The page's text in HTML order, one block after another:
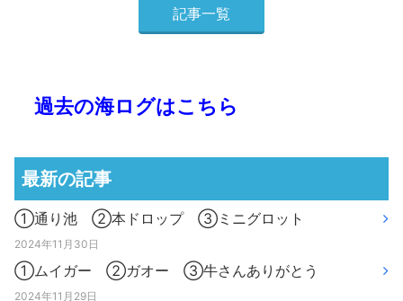
記事一覧
過去の海ログはこちら
最新の記事
①通り池 ②本ドロップ ③ミニグロット
2024年11月30日
①ムイガー ②ガオー ③牛さんありがとう
2024年11月29日